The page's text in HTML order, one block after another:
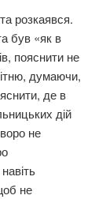
розкаявся.
був «як в
пояснити не
думаючи,
де в
дій
не
не